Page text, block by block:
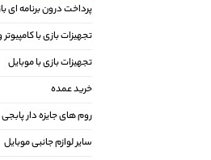
پرداخت درون برنامه ای
تجهیزات بازی با
تجهیزات بازی با موبایل
خرید عمده
روم های جایزه دار پابجی
سایر لوازم جانبی موبایل